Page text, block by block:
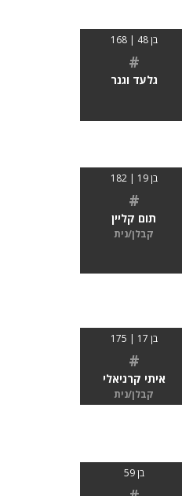
בן 48 | 168
#
גלעד וגנר
בן 19 | 182
#
תום קליין
קבלן/נית
בן 17 | 175
#
איתי קרניאלי
קבלן/נית
בן 59